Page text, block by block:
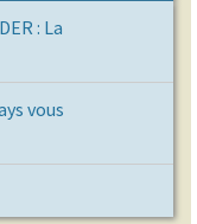
: La
vous